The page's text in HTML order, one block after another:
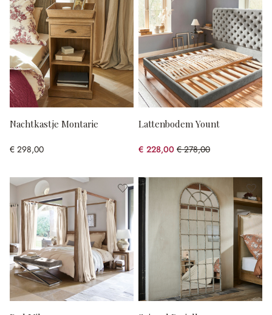
Nachtkastje Montarie
€ 298,00
Lattenbodem Yount
€ 228,00 € 278,00
(17.99% gespart)